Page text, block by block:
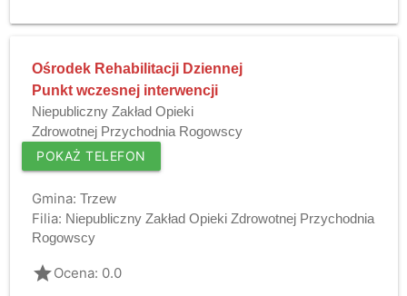
Ośrodek Rehabilitacji Dziennej
Punkt wczesnej interwencji
Niepubliczny Zakład Opieki
Zdrowotnej Przychodnia Rogowscy
POKAŻ TELEFON
Gmina: Trzew
Filia: Niepubliczny Zakład Opieki Zdrowotnej Przychodnia
Rogowscy
gradeOcena: 0.0